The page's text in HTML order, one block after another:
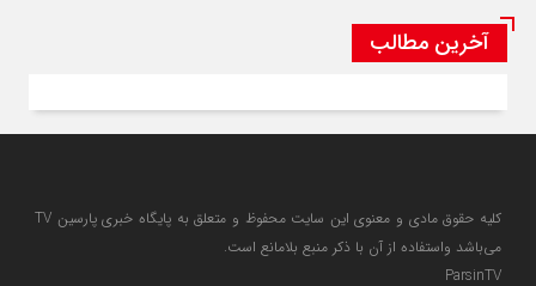
آخرین مطالب
کلیه حقوق مادی و معنوی این سایت محفوظ و متعلق به پایگاه خبری پارسین TV
می‌باشد واستفاده از آن با ذکر منبع بلامانع است.
ParsinTV